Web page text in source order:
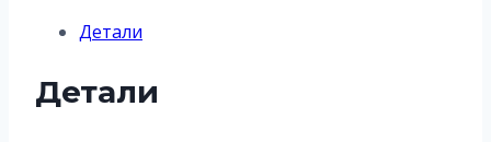
Детали
Детали